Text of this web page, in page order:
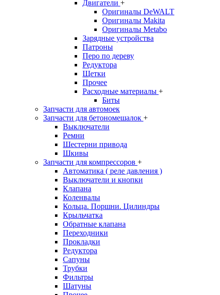
Двигатели +
Оригиналы DeWALT
Оригиналы Makita
Оригиналы Metabo
Зарядные устройства
Патроны
Перо по дереву
Редуктора
Щетки
Прочее
Расходные материалы +
Биты
Запчасти для автомоек
Запчасти для бетономешалок +
Выключатели
Ремни
Шестерни привода
Шкивы
Запчасти для компрессоров +
Автоматика ( реле давления )
Выключатели и кнопки
Клапана
Коленвалы
Кольца. Поршни. Цилиндры
Крыльчатка
Обратные клапана
Переходники
Прокладки
Редуктора
Сапуны
Трубки
Фильтры
Шатуны